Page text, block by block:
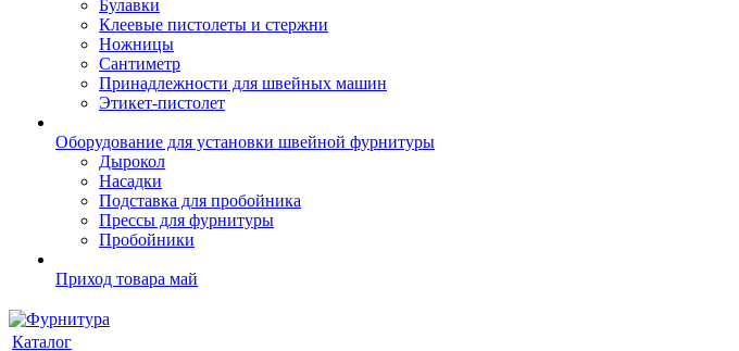
Булавки
Клеевые пистолеты и стержни
Ножницы
Сантиметр
Принадлежности для швейных машин
Этикет-пистолет
Оборудование для установки швейной фурнитуры
Дырокол
Насадки
Подставка для пробойника
Прессы для фурнитуры
Пробойники
Приход товара май
Каталог